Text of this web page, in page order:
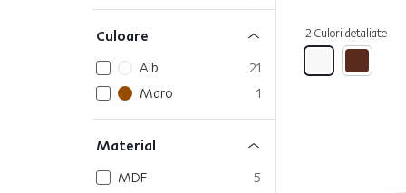
Culoare
Alb
21
Maro
1
Material
MDF
5
2 Culori detaliate